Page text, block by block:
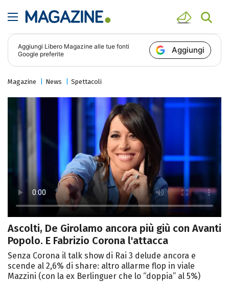
Aggiungi Libero Magazine alle tue fonti
Google preferite
Aggiungi
Magazine News Spettacoli
Ascolti, De Girolamo ancora più giù con Avanti
Popolo. E Fabrizio Corona l'attacca
Senza Corona il talk show di Rai 3 delude ancora e
scende al 2,6% di share: altro allarme flop in viale
Mazzini (con la ex Berlinguer che lo “doppia” al 5%)